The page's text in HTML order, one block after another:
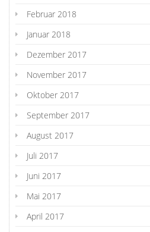
Februar 2018
Januar 2018
Dezember 2017
November 2017
Oktober 2017
September 2017
August 2017
Juli 2017
Juni 2017
Mai 2017
April 2017